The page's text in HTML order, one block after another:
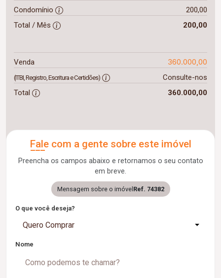
Condomínio
200,00
Total / Mês
200,00
Venda 360.000,00
(ITBI, Registro, Escritura e Certidões)
Consulte-nos
Total
360.000,00
Fale com a gente sobre este imóvel
Preencha os campos abaixo e retornamos o seu contato
em breve.
Mensagem sobre o imóvel Ref. 74382
O que você deseja?
Quero Comprar
Nome